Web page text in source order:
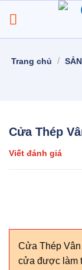
đến
nội
Trang chủ /
Cửa Thép
Viết đánh giá
Cửa Thép Vân
cửa được làm